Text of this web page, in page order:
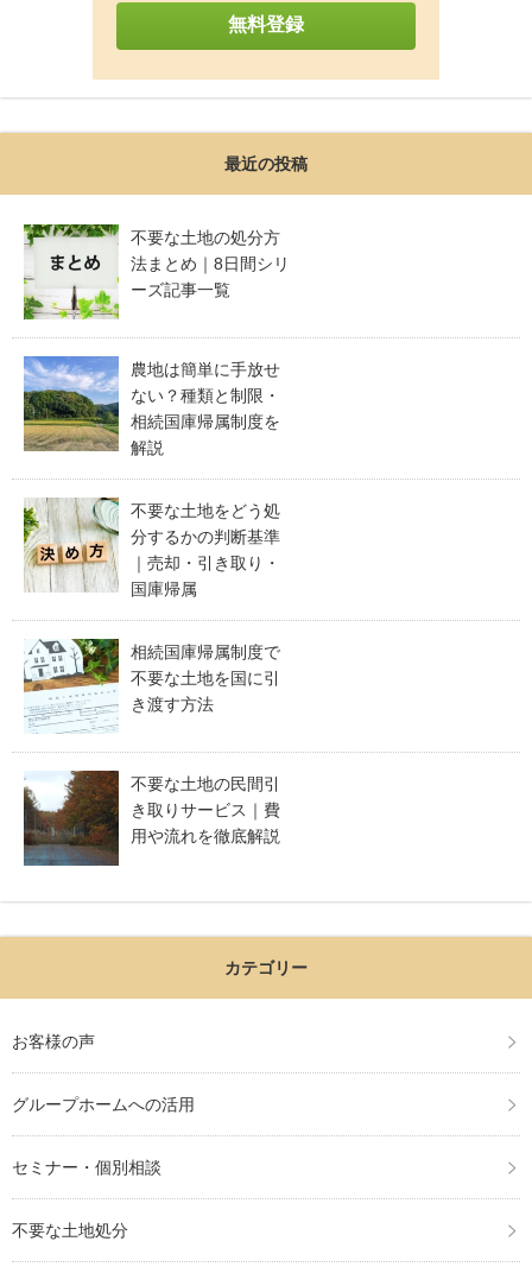
最近の投稿
不要な土地の処分方
法まとめ｜8日間シリ
ーズ記事一覧
農地は簡単に手放せ
ない？種類と制限・
相続国庫帰属制度を
解説
不要な土地をどう処
分するかの判断基準
｜売却・引き取り・
国庫帰属
相続国庫帰属制度で
不要な土地を国に引
き渡す方法
不要な土地の民間引
き取りサービス｜費
用や流れを徹底解説
カテゴリー
お客様の声
グループホームへの活用
セミナー・個別相談
不要な土地処分